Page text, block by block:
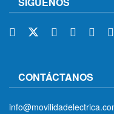
CONTÁCTANOS